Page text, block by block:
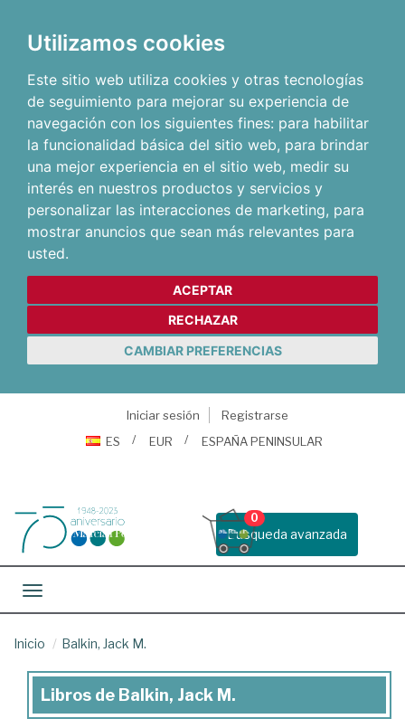
Utilizamos cookies
Este sitio web utiliza cookies y otras tecnologías
de seguimiento para mejorar su experiencia de
navegación con los siguientes fines: para habilitar
la funcionalidad básica del sitio web, para brindar
una mejor experiencia en el sitio web, medir su
interés en nuestros productos y servicios y
personalizar las interacciones de marketing, para
mostrar anuncios que sean más relevantes para
usted.
ACEPTAR
RECHAZAR
CAMBIAR PREFERENCIAS
Iniciar sesión
Registrarse
ES
EUR ESPAÑA PENINSULAR
Busqueda avanzada
0
Toggle navigation
Inicio Balkin, Jack M.
Libros
Libros de Balkin, Jack M.